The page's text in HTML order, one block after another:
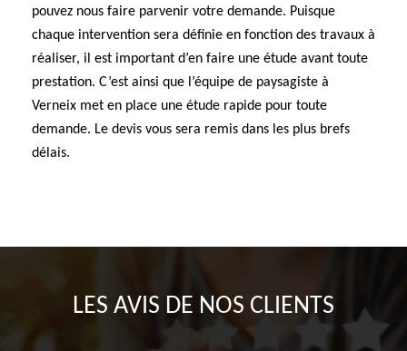
pouvez nous faire parvenir votre demande. Puisque
chaque intervention sera définie en fonction des travaux à
réaliser, il est important d’en faire une étude avant toute
prestation. C’est ainsi que l’équipe de paysagiste à
Verneix met en place une étude rapide pour toute
demande. Le devis vous sera remis dans les plus brefs
délais.
LES AVIS DE NOS CLIENTS